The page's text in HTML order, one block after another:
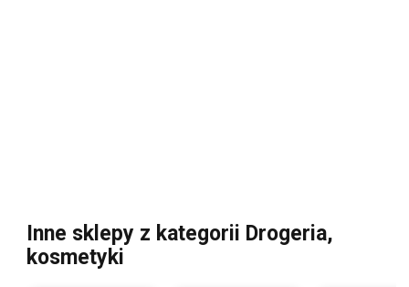
Inne sklepy z kategorii Drogeria,
kosmetyki